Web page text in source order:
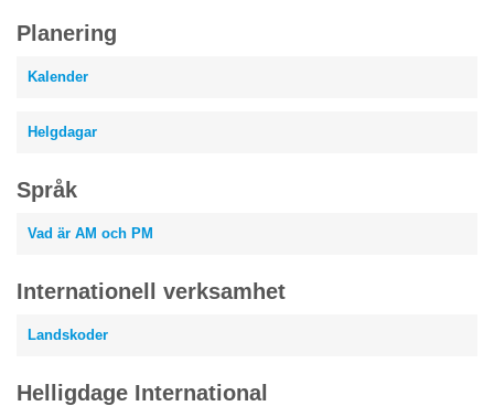
Planering
Kalender
Helgdagar
Språk
Vad är AM och PM
Internationell verksamhet
Landskoder
Helligdage International